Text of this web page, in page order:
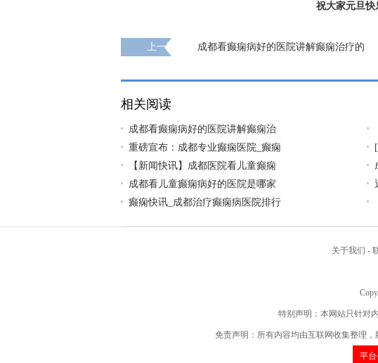
祝大家元旦
上一页
成都看癫痫病好的医院讲解癫痫治疗的
相关阅读
成都看癫痫病好的医院讲解癫痫治
重磅宣布：成都专业癫痫医院_癫痫
【新闻快讯】成都医院看儿童癫痫
成都看儿童癫痫病好的医院是哪家
癫痫快讯_成都治疗癫痫病医院排行
关于我们 -
特别声明：本网站只针对
免责声明：所有内容均由互联网收集整理
平